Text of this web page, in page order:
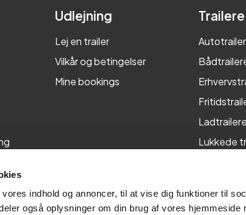
indhold og annoncer, til at vise dig funktioner til
også oplysninger om din brug af vores hjemmeside
Udlejning
Lej en trailer
Vilkår og betingelser
Mine bookings
Trailere
Ladtrailere
Lukkede